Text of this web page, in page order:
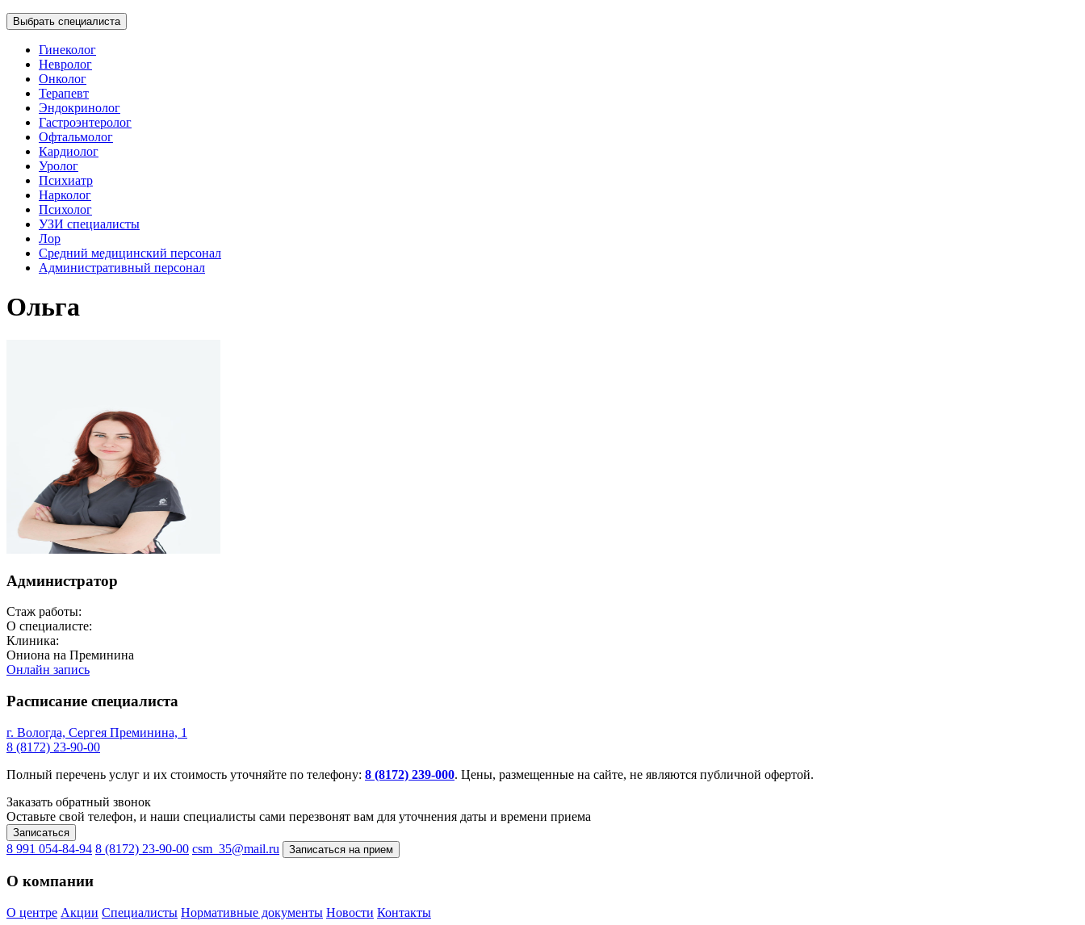
Выбрать специалиста
Гинеколог
Невролог
Онколог
Терапевт
Эндокринолог
Гастроэнтеролог
Офтальмолог
Кардиолог
Уролог
Психиатр
Нарколог
Психолог
УЗИ специалисты
Лор
Средний медицинский персонал
Административный персонал
Ольга
Администратор
Стаж работы:
О специалисте:
Клиника:
Ониона на Преминина
Онлайн запись
Расписание специалиста
г. Вологда, Сергея Преминина, 1
8 (8172) 23-90-00
Полный перечень услуг и их стоимость уточняйте по телефону: 8 (8172) 239-000. Цены, размещенные на сайте, не являются публичной офертой.
Заказать обратный звонок
Оставьте свой телефон, и наши специалисты сами перезвонят вам для уточнения даты и времени приема
Записаться
8 991 054-84-94 8 (8172) 23-90-00 csm_35@mail.ru Записаться на прием
О компании
О центре Акции Специалисты Нормативные документы Новости Контакты